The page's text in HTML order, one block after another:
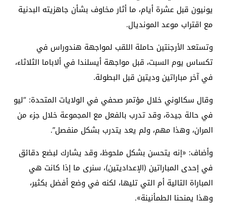
يونيون قبل عشرة أيام، ما أثار مخاوف بشأن جاهزيته البدنية
مع اقتراب موعد المونديال.
وتستعد الأرجنتين حاملة اللقب لمواجهة هندوراس في
تكساس يوم السبت، قبل مواجهة أيسلندا في ألاباما الثلاثاء،
في آخر مباراتين وديتين قبل البطولة.
وقال سكالوني خلال مؤتمر صحفي في الولايات المتحدة: “ليو
في حالة جيدة، وقد تدرب بالفعل مع المجموعة خلال جزء من
المران، وهذا مهم، ولم يعد يتدرب بشكل منفصل”.
وأضاف: «إنه يتحسن بشكل ملحوظ، وقد يشارك لبضع دقائق
في إحدى المباراتين (الإعداديتين)، سنرى ما إذا كانت هي
المباراة التالية أم التي تليها، لكنه في وضع أفضل بكثير،
وهذا يمنحنا الطمأنينة».